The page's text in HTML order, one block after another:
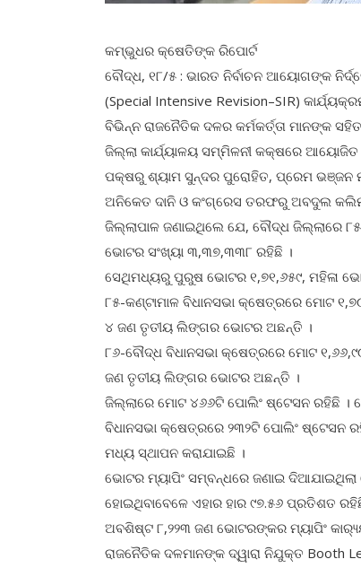
କମ୍ଭୁଧର କ୍ଷେତିଙ୍କ ରିପୋର୍ଟ
ବୌଦ୍ଧ, ୧୮/୫ : ଭାରତ ନିର୍ବାଚନ ଆୟୋଗଙ୍କ
(Special Intensive Revision–SIR)
ବିଭିନ୍ନ ରାଜନୈତିକ ଦଳର କର୍ମକର୍ତ୍ତା ମାନଙ୍କ
ଜିଲ୍ଲା କାର୍ଯ୍ୟାଳୟ ସମ୍ମିଳନୀ କକ୍ଷରେ
ପକ୍ଷରୁ ଶ୍ୟାମ ସୁନ୍ଦର ପୁରୋହିତ, ପ୍ରେମ ଭଞ୍ଜନ
ଅନିକେତ ଦାନି ଓ କଂଗ୍ରେସ ତରଫରୁ ଅବଦୁଲ
ଜିଲ୍ଲାପାଳ ଜଣାଇଥିଲେ ଯେ, ବୌଦ୍ଧ ଜିଲ୍ଲାରେ
ଭୋଟର ସଂଖ୍ୟା ୩,୩୭,୩୩୮ ରହିଛି ।
ସେଥିମଧ୍ୟରୁ ପୁରୁଷ ଭୋଟର ୧,୭୧,୬୫୯, ମହିଳା
୮୫-କଣ୍ଟାମାଳ ବିଧାନସଭା କ୍ଷେତ୍ରରେ ମୋଟ
୪ ଜଣ ତୃତୀୟ ଲିଙ୍ଗର ଭୋଟର ଅଛନ୍ତି ।
୮୬-ବୌଦ୍ଧ ବିଧାନସଭା କ୍ଷେତ୍ରରେ ମୋଟ
ଜଣ ତୃତୀୟ ଲିଙ୍ଗର ଭୋଟର ଅଛନ୍ତି ।
ଜିଲ୍ଲାରେ ମୋଟ ୪୬୬ଟି ପୋଲିଂ ଷ୍ଟେସନ ରହିଛି ।
ବିଧାନସଭା କ୍ଷେତ୍ରରେ ୨୩୨ଟି ପୋଲିଂ
ମଧ୍ୟ ସ୍ଥାପନ କରାଯାଇଛି ।
ଭୋଟର ମ୍ୟାପିଂ ସମ୍ବନ୍ଧରେ ଜଣାଇ
ହୋଇଥିବାବେଳେ ଏହାର ହାର ୯୭.୫୬ ପ୍ରତିଶତ
ଅବଶିଷ୍ଟ ୮,୨୨୩ ଜଣ ଭୋଟରଙ୍କର ମ୍ୟାପିଂ
ରାଜନୈତିକ ଦଳମାନଙ୍କ ଦ୍ୱାରା ନିଯୁକ୍ତ Booth